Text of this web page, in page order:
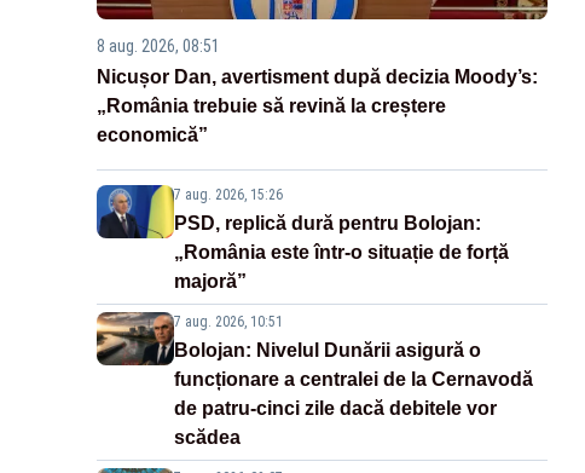
8 aug. 2026, 08:51
Nicușor Dan, avertisment după decizia Moody’s:
„România trebuie să revină la creștere
economică”
7 aug. 2026, 15:26
PSD, replică dură pentru Bolojan:
„România este într-o situație de forță
majoră”
7 aug. 2026, 10:51
Bolojan: Nivelul Dunării asigură o
funcționare a centralei de la Cernavodă
de patru-cinci zile dacă debitele vor
scădea